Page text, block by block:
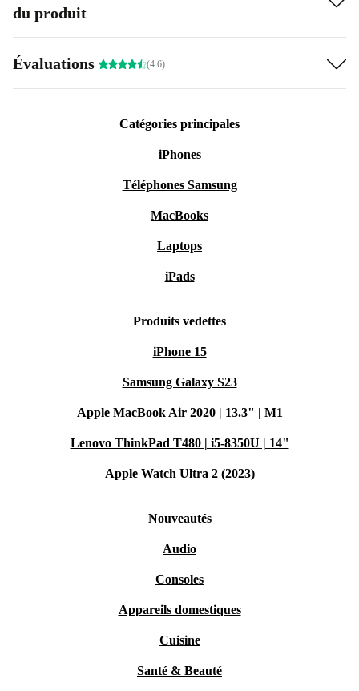
du produit
Évaluations (4.6)
Catégories principales
iPhones
Téléphones Samsung
MacBooks
Laptops
iPads
Produits vedettes
iPhone 15
Samsung Galaxy S23
Apple MacBook Air 2020 | 13.3" | M1
Lenovo ThinkPad T480 | i5-8350U | 14"
Apple Watch Ultra 2 (2023)
Nouveautés
Audio
Consoles
Appareils domestiques
Cuisine
Santé & Beauté